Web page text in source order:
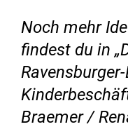
Noch mehr
findest du in
Braemer /